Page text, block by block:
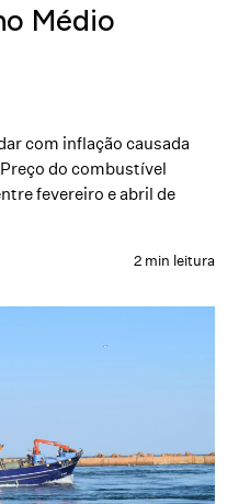
Médio
com inflação causada
do combustível
fevereiro e abril de
2 min leitura